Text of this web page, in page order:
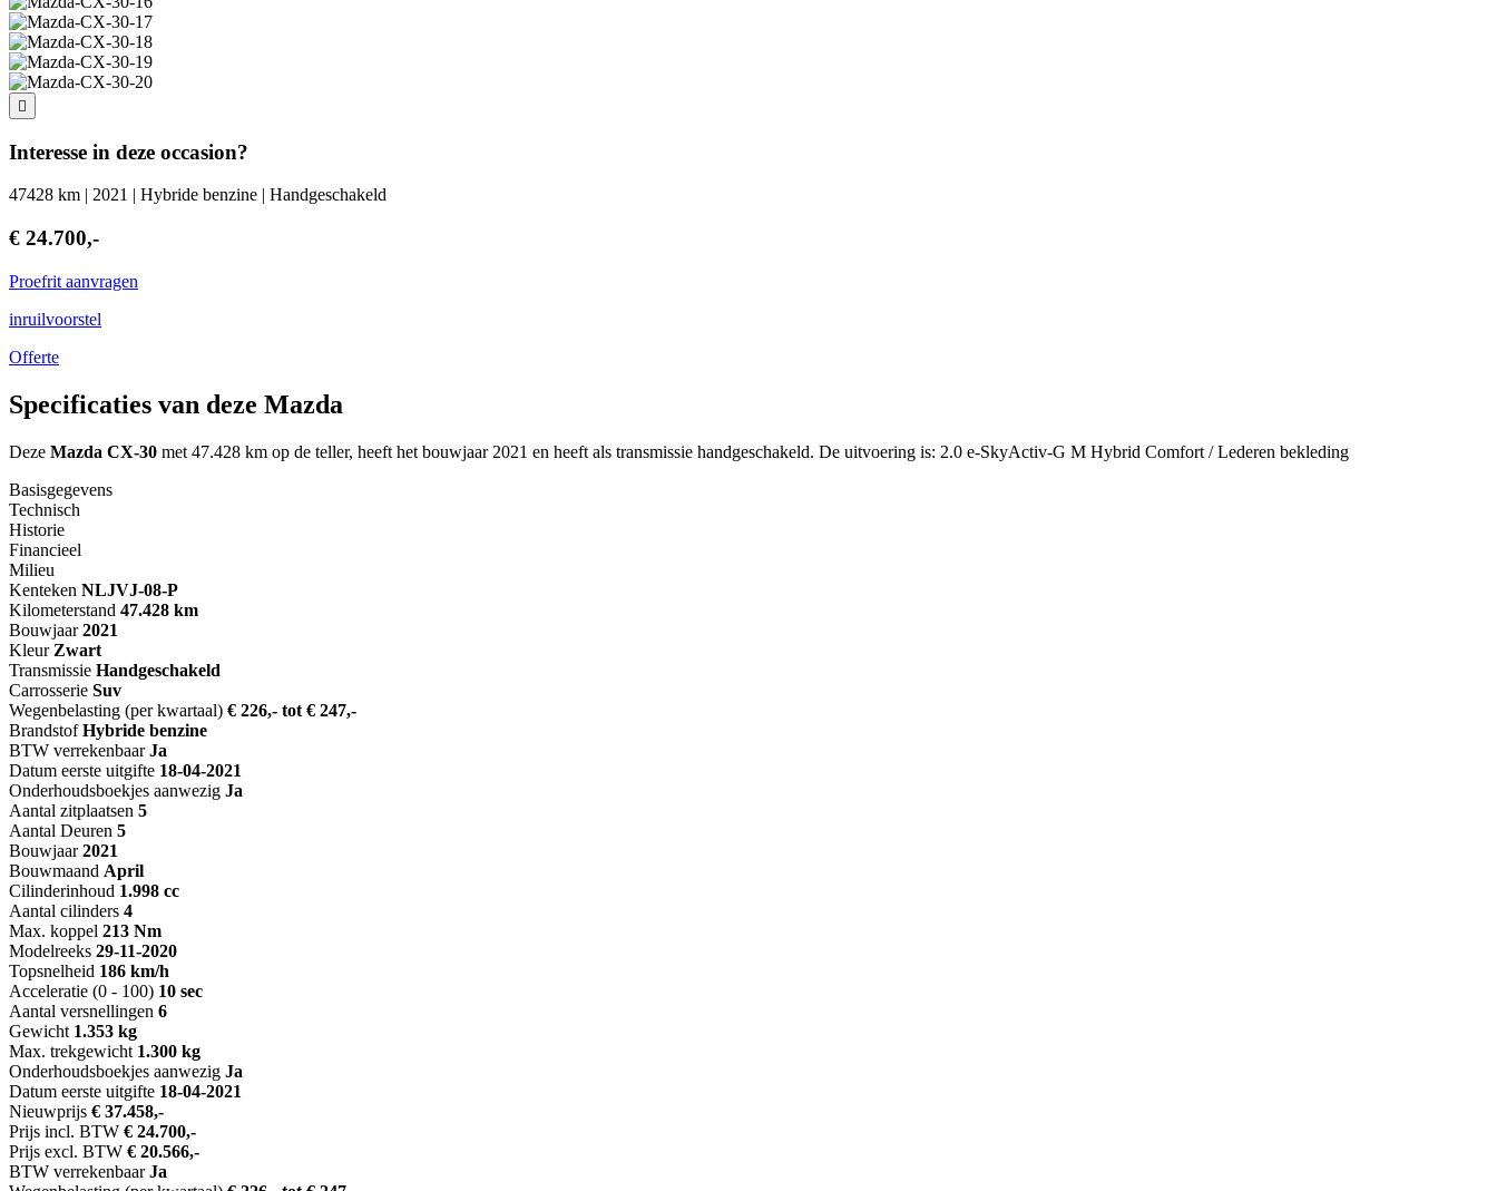
Interesse in deze occasion?
47428 km | 2021 | Hybride benzine | Handgeschakeld
€ 24.700,-
Proefrit aanvragen
inruilvoorstel
Offerte
Specificaties van deze Mazda
Deze Mazda CX-30 met 47.428 km op de teller, heeft het bouwjaar 2021 en heeft als transmissie handgeschakeld. De uitvoering is: 2.0 e-SkyActiv-G M Hybrid Comfort / Lederen bekleding
Basisgegevens
Technisch
Historie
Financieel
Milieu
Kenteken NLJVJ-08-P
Kilometerstand 47.428 km
Bouwjaar 2021
Kleur Zwart
Transmissie Handgeschakeld
Carrosserie Suv
Wegenbelasting (per kwartaal) € 226,- tot € 247,-
Brandstof Hybride benzine
BTW verrekenbaar Ja
Datum eerste uitgifte 18-04-2021
Onderhoudsboekjes aanwezig Ja
Aantal zitplaatsen 5
Aantal Deuren 5
Bouwjaar 2021
Bouwmaand April
Cilinderinhoud 1.998 cc
Aantal cilinders 4
Max. koppel 213 Nm
Modelreeks 29-11-2020
Topsnelheid 186 km/h
Acceleratie (0 - 100) 10 sec
Aantal versnellingen 6
Gewicht 1.353 kg
Max. trekgewicht 1.300 kg
Onderhoudsboekjes aanwezig Ja
Datum eerste uitgifte 18-04-2021
Nieuwprijs € 37.458,-
Prijs incl. BTW € 24.700,-
Prijs excl. BTW € 20.566,-
BTW verrekenbaar Ja